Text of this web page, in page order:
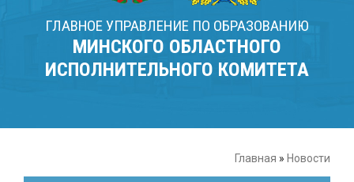
ГЛАВНОЕ УПРАВЛЕНИЕ ПО ОБРАЗОВАНИЮ
МИНСКОГО ОБЛАСТНОГО
ИСПОЛНИТЕЛЬНОГО КОМИТЕТА
Главная » Новости